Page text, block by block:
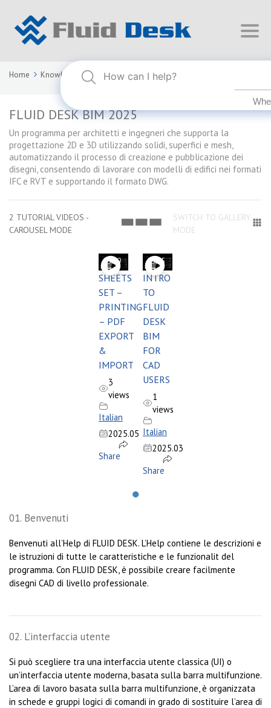
Home Knowledge Base FLUID DESK BIM 2025
FLUID DESK BIM 2025
Un programma per architetti e ingegneri che supporta la
progettazione 2D e 3D utilizzando solidi, superfici e mesh,
automatizzando il processo di creazione e pubblicazione dei
disegni, consentendo di lavorare con modelli di edifici nei formati
IFC e RVT e supportando il formato DWG.
2 TUTORIAL VIDEOS -
CAROUSEL MODE
SWITCH TO GALLERY
MODE
03:59
SHEETS
SET –
PRINTING
– PDF
EXPORT
&
IMPORT
3
views
Italian
2025.05
Share
03:55
INTRO
TO
FLUID
DESK
BIM
FOR
CAD
USERS
1
views
Italian
2025.03
Share
●
01. Benvenuti
Benvenuti all’Help di FLUID DESK. L’Help contiene le descrizioni e
le istruzioni di tutte le caratteristiche e le funzionalit del
programma. Con FLUID DESK, è possibile creare facilmente
disegni CAD di livello professionale.
02. L’interfaccia utente
Si può scegliere tra una interfaccia utente classica (UI) o
un’interfaccia utente moderna, basata sulla barra multifunzione.
L’area di lavoro basata sulla barra multifunzione, è organizzata
in schede e gruppi logici di comandi in grado di sostituire l’area di